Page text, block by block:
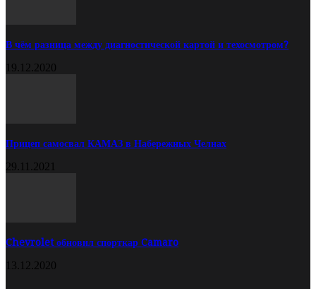
В чём разница между диагностической картой и техосмотром?
19.12.2020
Прицеп самосвал КАМАЗ в Набережных Челнах
29.11.2021
Chevrolet обновил спорткар Camaro
13.12.2020